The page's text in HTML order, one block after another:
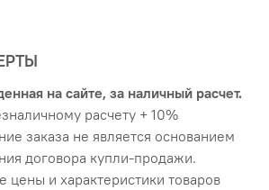
на сайте, за наличный расчет.
расчету + 10%
заказа не является основанием
договора купли-продажи.
цены и характеристики товаров